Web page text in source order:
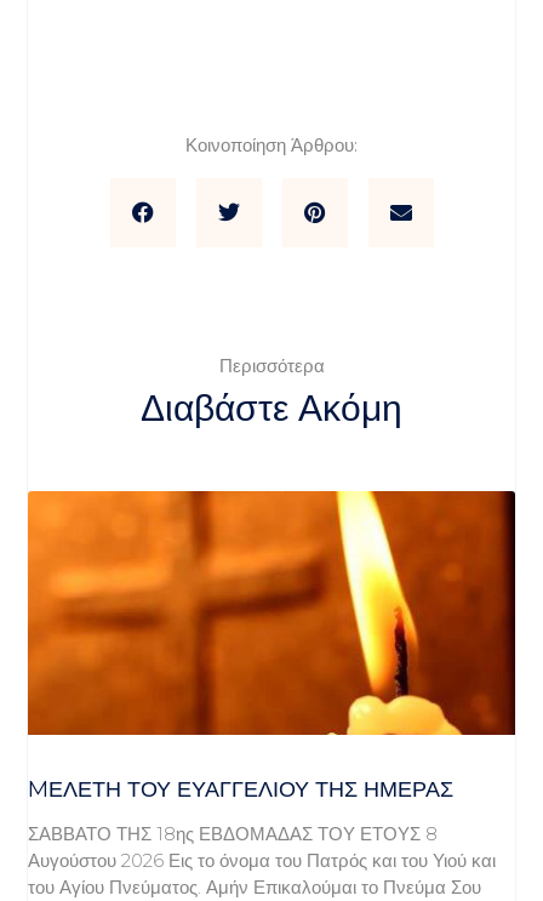
Κοινοποίηση Άρθρου:
Περισσότερα
Διαβάστε Ακόμη
MΕΛΈΤΗ ΤΟΥ ΕΥΑΓΓΕΛΊΟΥ ΤΗΣ ΗΜΈΡΑΣ
ΣΑΒΒΑΤΟ ΤΗΣ 18ης ΕΒΔΟΜΑΔΑΣ ΤΟΥ ΕΤΟΥΣ 8
Αυγούστου 2026 Εις το όνομα του Πατρός και του Υιού και
του Αγίου Πνεύματος. Αμήν Επικαλούμαι το Πνεύμα Σου